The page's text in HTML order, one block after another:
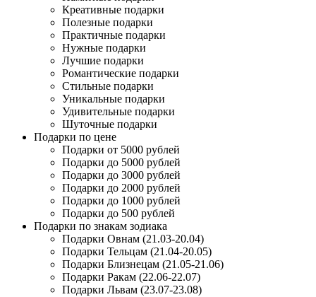
Креативные подарки
Полезные подарки
Практичные подарки
Нужные подарки
Лучшие подарки
Романтические подарки
Стильные подарки
Уникальные подарки
Удивительные подарки
Шуточные подарки
Подарки по цене
Подарки от 5000 рублей
Подарки до 5000 рублей
Подарки до 3000 рублей
Подарки до 2000 рублей
Подарки до 1000 рублей
Подарки до 500 рублей
Подарки по знакам зодиака
Подарки Овнам (21.03-20.04)
Подарки Тельцам (21.04-20.05)
Подарки Близнецам (21.05-21.06)
Подарки Ракам (22.06-22.07)
Подарки Львам (23.07-23.08)